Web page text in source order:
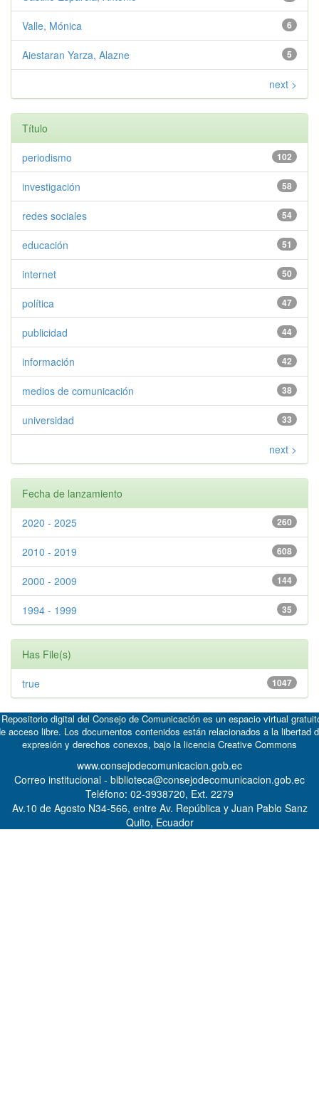
6
Valle, Mónica
5
Aiestaran Yarza, Alazne
next >
Título
102
periodismo
58
investigación
54
redes sociales
51
educación
50
internet
47
política
44
publicidad
42
información
38
medios de comunicación
33
universidad
next >
Fecha de lanzamiento
260
2020 - 2025
608
2010 - 2019
144
2000 - 2009
35
1994 - 1999
Has File(s)
1047
true
digital del Consejo de Comunicación es un espacio virtual
acceso libre. Los documentos contenidos están relacionados a la libertad
expresión y derechos conexos, bajo la licencia Creative Commons
www.consejodecomunicacion.gob.ec
Correo institucional - biblioteca@consejodecomunicacion.gob.ec
Teléfono: 02-3938720, Ext. 2279
Av.10 de Agosto N34-566, entre Av. República y Juan Pablo Sanz
Quito, Ecuador